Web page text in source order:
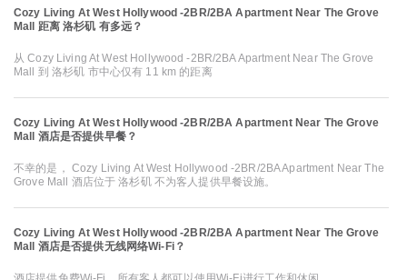
Cozy Living At West Hollywood -2BR/2BA Apartment Near The Grove
Mall 距离 洛杉矶 有多远？
从 Cozy Living At West Hollywood -2BR/2BA Apartment Near The Grove
Mall 到 洛杉矶 市中心仅有 11 km 的距离
Cozy Living At West Hollywood -2BR/2BA Apartment Near The Grove
Mall 酒店是否提供早餐？
不幸的是， Cozy Living At West Hollywood -2BR/2BA Apartment Near The
Grove Mall 酒店位于 洛杉矶 不为客人提供早餐设施。
Cozy Living At West Hollywood -2BR/2BA Apartment Near The Grove
Mall 酒店是否提供无线网络Wi-Fi？